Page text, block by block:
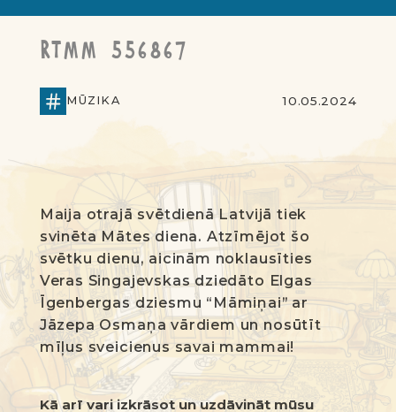
RTMM 556867
MŪZIKA 10.05.2024
Maija otrajā svētdienā Latvijā tiek
svinēta Mātes diena. Atzīmējot šo
svētku dienu, aicinām noklausīties
Veras Singajevskas dziedāto Elgas
Īgenbergas dziesmu “Māmiņai” ar
Jāzepa Osmaņa vārdiem un nosūtīt
mīļus sveicienus savai mammai!
Kā arī vari izkrāsot un uzdāvināt mūsu